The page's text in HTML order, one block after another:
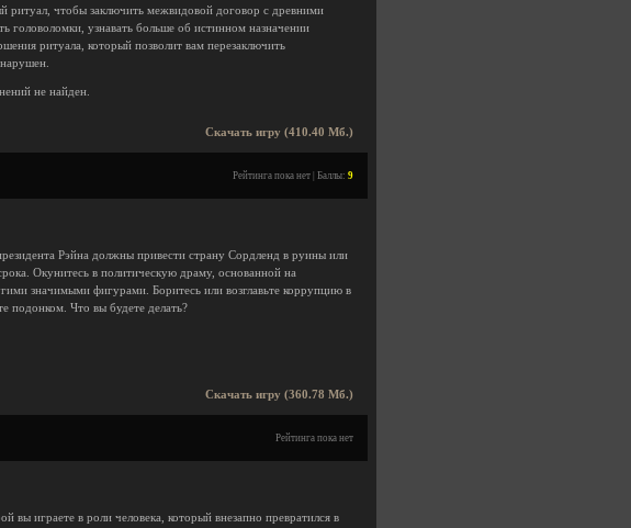
ритуал, чтобы заключить межвидовой договор с древними
головоломки, узнавать больше об истинном назначении
ритуала, который позволит вам перезаключить
не найден.
Скачать игру (410.40 Мб.)
Рейтинга пока нет | Баллы: 9
Рэйна должны привести страну Сордленд в руины или
Окунитесь в политическую драму, основанной на
значимыми фигурами. Боритесь или возглавьте коррупцию в
подонком. Что вы будете делать?
Скачать игру (360.78 Мб.)
Рейтинга пока нет
вы играете в роли человека, который внезапно превратился в